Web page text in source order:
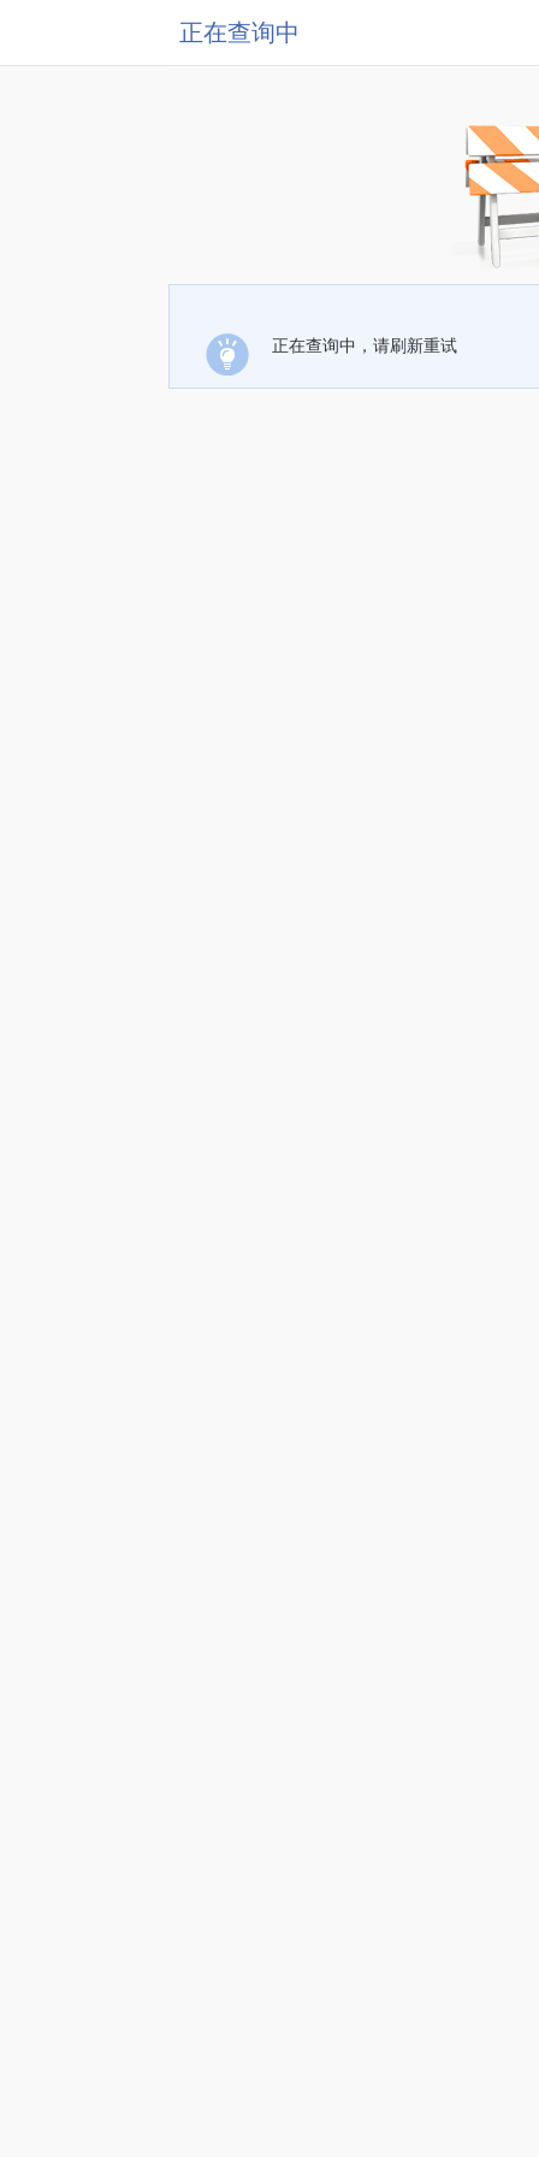
正在查询中
正在查询中，请刷新重试